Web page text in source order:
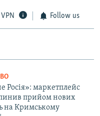
Follow us
Росія»: маркетплейс
прийом нових
на Кримському